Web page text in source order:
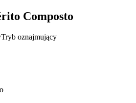
Composto
Tryb oznajmujący